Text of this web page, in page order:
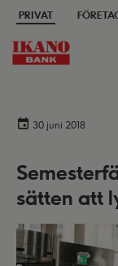
PRIVAT
30 juni 2018
sätten att